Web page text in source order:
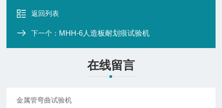
返回列表
下一个： MHH-6人造板耐划痕试验机
在线留言